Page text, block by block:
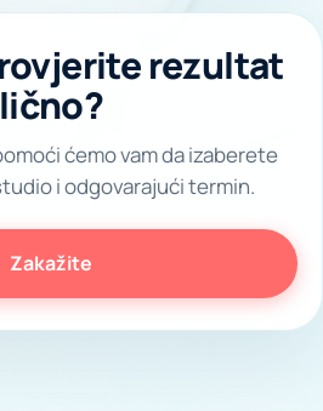
rezultat
lično?
ćemo vam da izaberete
i odgovarajući termin.
Zakažite